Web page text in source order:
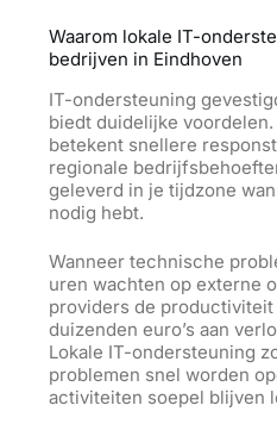
Waarom lokale IT-
bedrijven in Eindhoven
IT-ondersteuning
biedt duidelijke
betekent snellere
regionale
geleverd in je tijdzone
nodig hebt.
Wanneer technische
uren wachten op externe
providers de
duizenden euro’saan
Lokale IT-ondersteuning
problemen snel worden
activiteiten soepel blijven